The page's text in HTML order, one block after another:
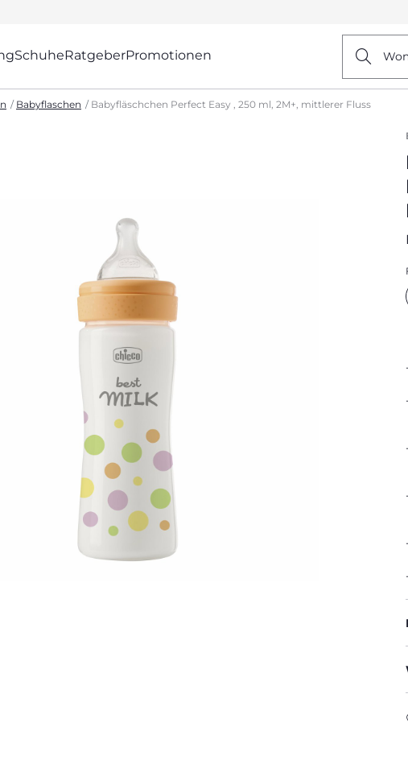
SchuheRatgeberPromotionen
Babyflaschen Babyfläschchen Perfect Easy , 250 ml, 2M+, mittlerer Fluss